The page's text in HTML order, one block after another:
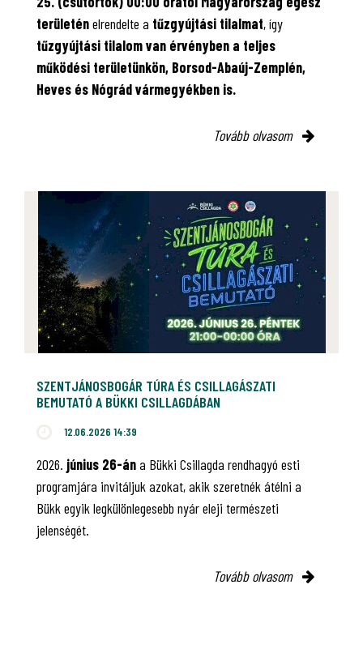
területénelrendelte a tűzgyújtási tilalmat, így
tűzgyújtási tilalom van érvényben a teljes
működési területünkön, Borsod-Abaúj-Zemplén,
Heves és Nógrád vármegyékben is.
Tovább olvasom
SZENTJÁNOSBOGÁR TÚRA ÉS CSILLAGÁSZATI
BEMUTATÓ A BÜKKI CSILLAGDÁBAN
12.06.2026 14:39
2026. június 26-ána Bükki Csillagda rendhagyó esti
programjára invitáljuk azokat, akik szeretnék átélni a
Bükk egyik legkülönlegesebb nyár eleji természeti
jelenségét.
Tovább olvasom